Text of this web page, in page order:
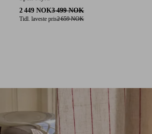
2 449 NOK3 499 NOK
Tidl. laveste pris2 659 NOK